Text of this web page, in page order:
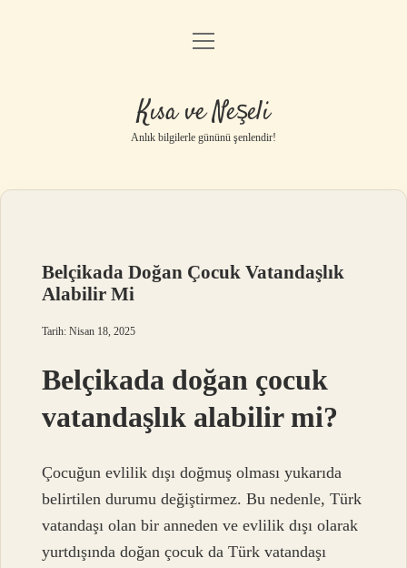
Anasayfa
Yasal Uyarı
menüyü
Kısa ve Neşeli
Anlık bilgilerle gününü şenlendir!
Belçikada Doğan Çocuk Vatandaşlık
Alabilir Mi
Tarih: Nisan 18, 2025
Belçikada doğan çocuk
vatandaşlık alabilir mi?
Çocuğun evlilik dışı doğmuş olması yukarıda
belirtilen durumu değiştirmez. Bu nedenle, Türk
vatandaşı olan bir anneden ve evlilik dışı olarak
yurtdışında doğan çocuk da Türk vatandaşı